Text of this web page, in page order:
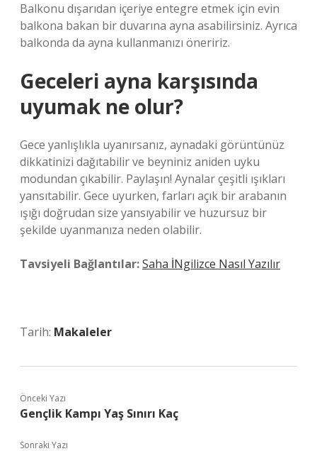
Balkonu dışarıdan içeriye entegre etmek için evin
balkona bakan bir duvarına ayna asabilirsiniz. Ayrıca
balkonda da ayna kullanmanızı öneririz.
Geceleri ayna karşısında
uyumak ne olur?
Gece yanlışlıkla uyanırsanız, aynadaki görüntünüz
dikkatinizi dağıtabilir ve beyniniz aniden uyku
modundan çıkabilir. Paylaşın! Aynalar çeşitli ışıkları
yansıtabilir. Gece uyurken, farları açık bir arabanın
ışığı doğrudan size yansıyabilir ve huzursuz bir
şekilde uyanmanıza neden olabilir.
Tavsiyeli Bağlantılar:Saha İNgilizce Nasıl Yazılır
Tarih: Makaleler
Önceki Yazı
Gençlik Kampı Yaş Sınırı Kaç
Sonraki Yazı